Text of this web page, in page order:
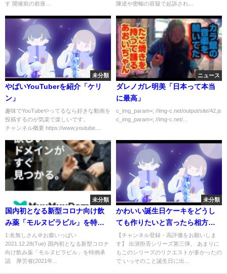
す 開催前の前座...
陳述や密輸の容疑で起訴され...
未分類
やばいYouTuberを紹介「ケリ
ン」
趣味でYouTubeやってるなら好きな動画を
投稿するのが気楽で楽しいです。
チャンネル概要 https://www.youtube....
ニュース
ダレノガレ明美「日本って本当
に最高」
c_img_param=; //img-c.net/output/site/42.js
c_img_param=; //img-c.net/...
未分類
国内初となる新型コロナ向け飲
み薬「モルヌピラビル」を特例
承認 厚労省(2021年12月24日)
1:名無しさん＠お腹いっぱい
2021.12.28(Tue) 国内初となる新型コロナ
向け飲み薬「モルヌピラビル」を特例承
認 厚労省(2021年...
未分類
かわいい誕生日ケーキをどうし
ても作りたいと言ったら相方に
出演拒否されました。
【チャンネル登録・高評価をお願いしま
す】 出演拒否シリーズ第三弾。 あまりに
もこのシリーズのリクエストが多かったの
で いっそのこと誕生日に出...